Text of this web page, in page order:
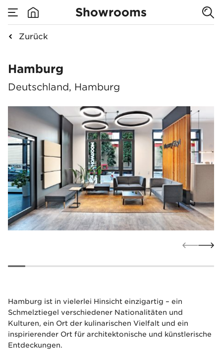
Showrooms
Zurück
Hamburg
Hamburg
Deutschland, Hamburg
Hamburg ist in vielerlei Hinsicht einzigartig – ein
Schmelztiegel verschiedener Nationalitäten und
Kulturen, ein Ort der kulinarischen Vielfalt und ein
inspirierender Ort für architektonische und künstlerische
Entdeckungen.